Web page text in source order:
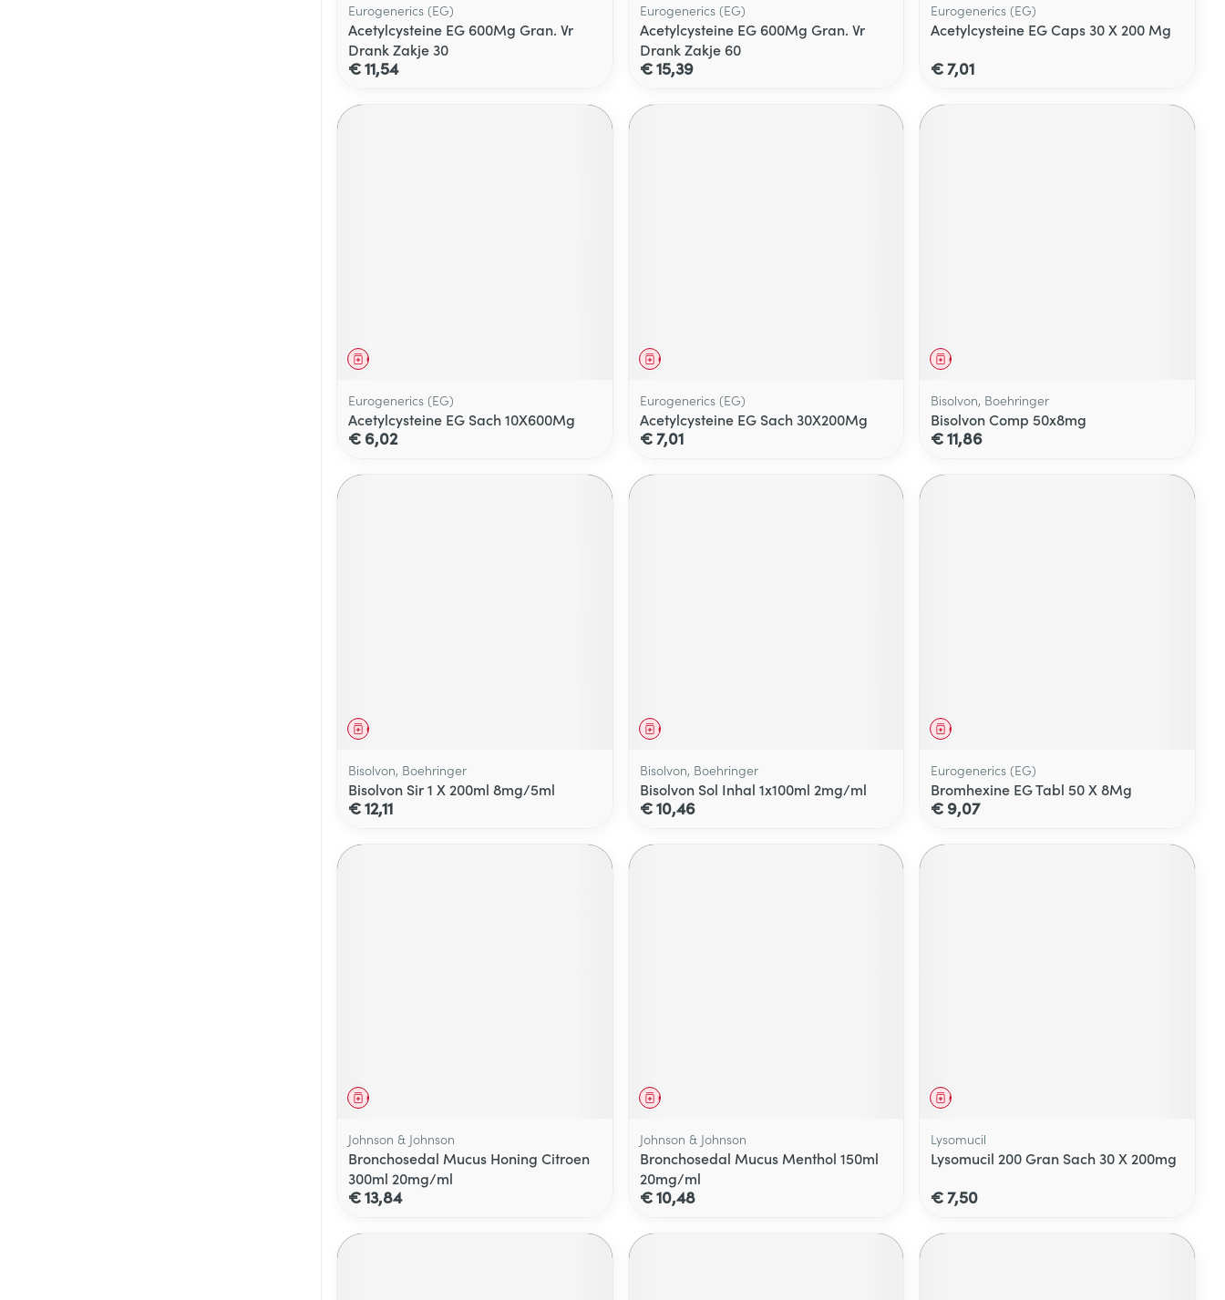
Eurogenerics (EG)
Acetylcysteine EG 600Mg Gran. Vr
Drank Zakje 30
€ 11,54
Eurogenerics (EG)
Acetylcysteine EG 600Mg Gran. Vr
Drank Zakje 60
€ 15,39
Eurogenerics (EG)
Acetylcysteine EG Caps 30 X 200 Mg
€ 7,01
Geneesmiddel
Eurogenerics (EG)
Acetylcysteine EG Sach 10X600Mg
€ 6,02
Geneesmiddel
Eurogenerics (EG)
Acetylcysteine EG Sach 30X200Mg
€ 7,01
Geneesmiddel
Bisolvon, Boehringer
Bisolvon Comp 50x8mg
€ 11,86
Geneesmiddel
Bisolvon, Boehringer
Bisolvon Sir 1 X 200ml 8mg/5ml
€ 12,11
Geneesmiddel
Bisolvon, Boehringer
Bisolvon Sol Inhal 1x100ml 2mg/ml
€ 10,46
Geneesmiddel
Eurogenerics (EG)
Bromhexine EG Tabl 50 X 8Mg
€ 9,07
Geneesmiddel
Johnson & Johnson
Bronchosedal Mucus Honing Citroen
300ml 20mg/ml
€ 13,84
Geneesmiddel
Johnson & Johnson
Bronchosedal Mucus Menthol 150ml
20mg/ml
€ 10,48
Geneesmiddel
Lysomucil
Lysomucil 200 Gran Sach 30 X 200mg
€ 7,50